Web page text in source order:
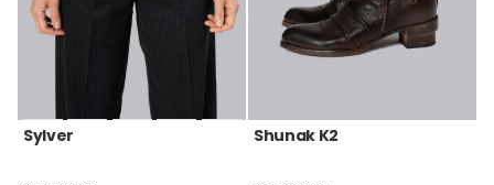
Sylver Shunak K2